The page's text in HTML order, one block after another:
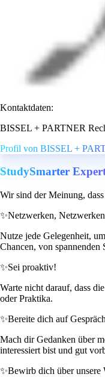
Kontaktdaten:
BISSEL + PARTNER
Profil von BISSEL +
StudySmarter
Wir sind der Meinung,
✨Netzwerken,
Nutze jede Gelegenheit,
Chancen, von spannenden
✨Sei proaktiv!
Warte nicht darauf, dass
oder Praktika.
✨Bereite dich auf
Mach dir Gedanken über
interessiert bist und gut
✨Bewirb dich über unsere